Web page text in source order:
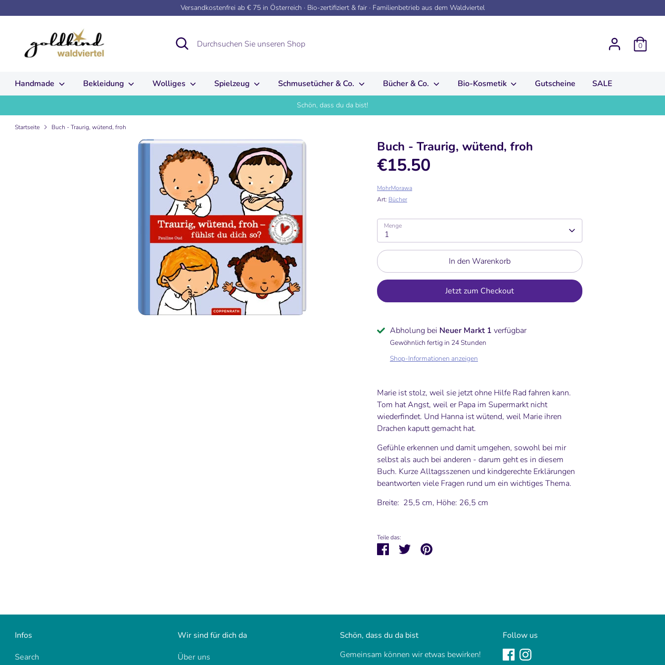
zum
Versandkostenfrei ab € 75 in Österreich · Bio-zertifiziert & fair · Familienbetrieb aus dem Waldviertel
Suchen
Durchsuchen
Sie
0
Handmade Bekleidung Wolliges Spielzeug Schmusetücher & Co. Bücher & Co. Bio-Kosmetik Gutscheine SALE
Schön, dass du da bist!
Startseite Buch - Traurig, wütend, froh
Buch - Traurig, wütend, froh
€15.50
MohrMorawa
Art: Bücher
Menge
1
In den Warenkorb
Jetzt zum Checkout
Abholung bei Neuer Markt 1 verfügbar
Gewöhnlich fertig in 24 Stunden
Shop-Informationen anzeigen
Marie ist stolz, weil sie jetzt ohne Hilfe Rad fahren kann.
Tom hat Angst, weil er Papa im Supermarkt nicht
wiederfindet. Und Hanna ist wütend, weil Marie ihren
Drachen kaputt gemacht hat.
Gefühle erkennen und damit umgehen, sowohl bei mir
selbst als auch bei anderen - darum geht es in diesem
Buch. Kurze Alltagsszenen und kindgerechte Erklärungen
beantworten viele Fragen rund um ein wichtiges Thema.
Breite: 25,5 cm, Höhe: 26,5 cm
Teile das:
TeilenTwitternPinnen
Infos
Search
Wir sind für dich da
Über uns
Schön, dass du da bist
Gemeinsam können wir etwas bewirken!
Follow us